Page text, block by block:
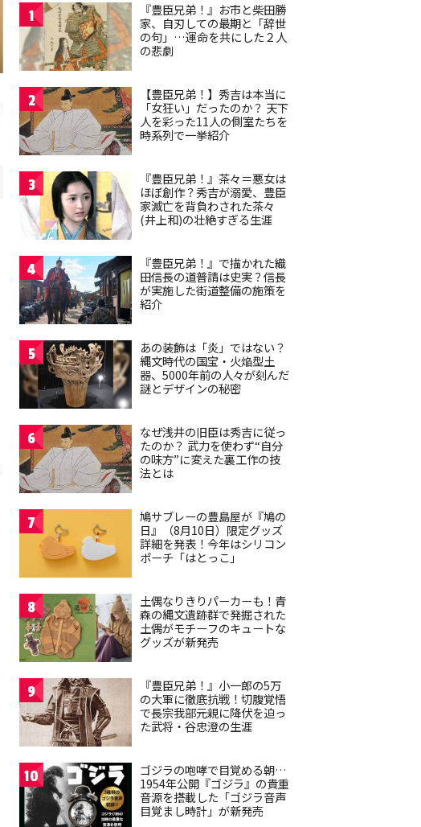
1
『豊臣兄弟！』お市と柴田勝
家、自刃しての最期と「辞世
の句」…運命を共にした２人
の悲劇
2
【豊臣兄弟！】秀吉は本当に
「女狂い」だったのか？ 天下
人を彩った11人の側室たちを
時系列で一挙紹介
3
『豊臣兄弟！』茶々＝悪女は
ほぼ創作？秀吉が溺愛、豊臣
家滅亡を背負わされた茶々
(井上和)の壮絶すぎる生涯
4
『豊臣兄弟！』で描かれた織
田信長の道普請は史実？信長
が実施した街道整備の施策を
紹介
5
あの装飾は「炎」ではない？
縄文時代の国宝・火焔型土
器、5000年前の人々が刻んだ
謎とデザインの秘密
6
なぜ浅井の旧臣は秀吉に従っ
たのか？ 武力を使わず“自分
の味方”に変えた裏工作の技
法とは
7
鳩サブレーの豊島屋が『鳩の
日』（8月10日）限定グッズ
詳細を発表！今年はシリコン
ポーチ「はとっこ」
8
土偶なりきりパーカーも！青
森の縄文遺跡群で発掘された
土偶がモチーフのキュートな
グッズが新発売
9
『豊臣兄弟！』小一郎の5万
の大軍に徹底抗戦！切腹覚悟
で長宗我部元親に降伏を迫っ
た武将・谷忠澄の生涯
10
ゴジラの咆哮で目覚める朝…
1954年公開『ゴジラ』の貴重
音源を搭載した「ゴジラ音声
目覚まし時計」が新発売